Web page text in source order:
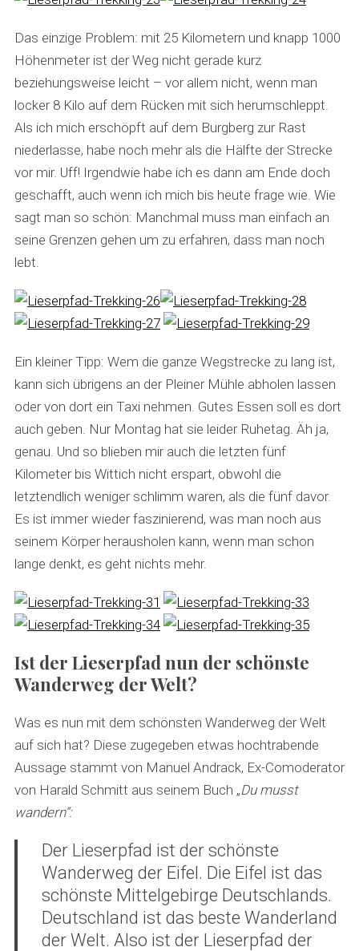
Das einzige Problem: mit 25 Kilometern und knapp 1000
Höhenmeter ist der Weg nicht gerade kurz
beziehungsweise leicht – vor allem nicht, wenn man
locker 8 Kilo auf dem Rücken mit sich herumschleppt.
Als ich mich erschöpft auf dem Burgberg zur Rast
niederlasse, habe noch mehr als die Hälfte der Strecke
vor mir. Uff! Irgendwie habe ich es dann am Ende doch
geschafft, auch wenn ich mich bis heute frage wie. Wie
sagt man so schön: Manchmal muss man einfach an
seine Grenzen gehen um zu erfahren, dass man noch
lebt.
Ein kleiner Tipp: Wem die ganze Wegstrecke zu lang ist,
kann sich übrigens an der Pleiner Mühle abholen lassen
oder von dort ein Taxi nehmen. Gutes Essen soll es dort
auch geben. Nur Montag hat sie leider Ruhetag. Äh ja,
genau. Und so blieben mir auch die letzten fünf
Kilometer bis Wittich nicht erspart, obwohl die
letztendlich weniger schlimm waren, als die fünf davor.
Es ist immer wieder faszinierend, was man noch aus
seinem Körper herausholen kann, wenn man schon
lange denkt, es geht nichts mehr.
Ist der Lieserpfad nun der schönste
Wanderweg der Welt?
Was es nun mit dem schönsten Wanderweg der Welt
auf sich hat? Diese zugegeben etwas hochtrabende
Aussage stammt von Manuel Andrack, Ex-Comoderator
von Harald Schmitt aus seinem Buch „Du musst
wandern“:
Der Lieserpfad ist der schönste
Wanderweg der Eifel. Die Eifel ist das
schönste Mittelgebirge Deutschlands.
Deutschland ist das beste Wanderland
der Welt. Also ist der Lieserpfad der
e
a
c
f
r
: